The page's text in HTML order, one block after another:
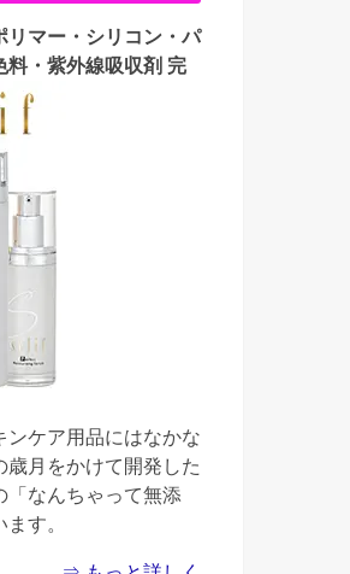
リマー・シリコン・パ
料・紫外線吸収剤 完
ンケア用品にはなかな
月をかけて開発した
「なんちゃって無添
す。